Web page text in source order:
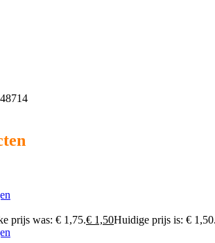
prijs was: € 1,75.€ 1,50Huidige prijs is: € 1,50.